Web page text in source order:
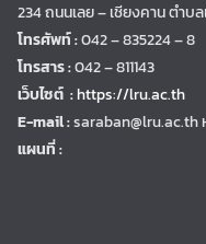
234 ถนนเลย – เชียงคาน ตำบ
โทรศัพท์ :042 – 835224 – 8
โทรสาร :042 – 811143
เว็บไซต์ :https://lru.ac.th
E-mail :saraban@lru.ac.th
แผนที่ :